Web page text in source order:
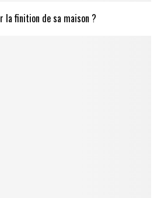
la finition de sa maison ?